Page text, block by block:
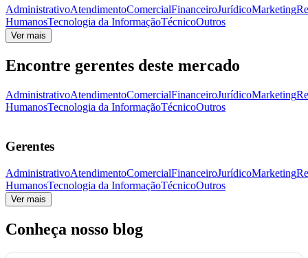
AdministrativoAtendimentoComercialFinanceiroJurídicoMarketing
HumanosTecnologia da InformaçãoTécnicoOutros
Ver mais
Encontre gerentes deste mercado
AdministrativoAtendimentoComercialFinanceiroJurídicoMarketing
HumanosTecnologia da InformaçãoTécnicoOutros
Gerentes
AdministrativoAtendimentoComercialFinanceiroJurídicoMarketing
HumanosTecnologia da InformaçãoTécnicoOutros
Ver mais
Conheça nosso blog